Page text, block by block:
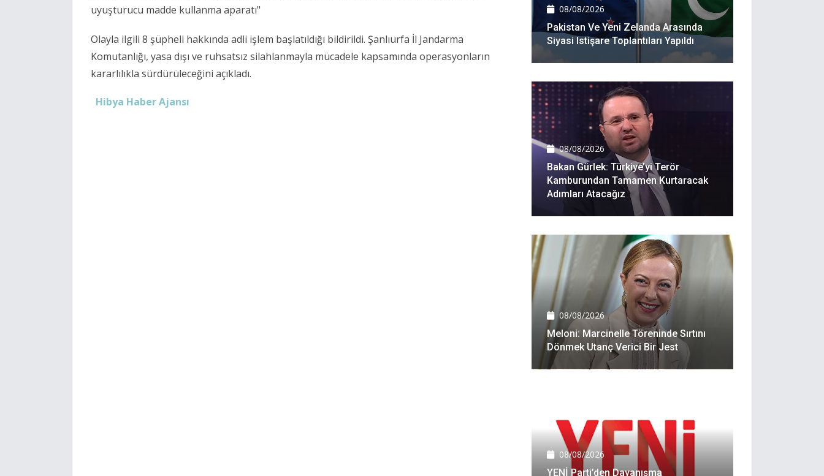
uyuşturucu madde kullanma aparatı"
Olayla ilgili 8 şüpheli hakkında adli işlem başlatıldığı bildirildi. Şanlıurfa İl Jandarma
Komutanlığı, yasa dışı ve ruhsatsız silahlanmayla mücadele kapsamında operasyonların
kararlılıkla sürdürüleceğini açıkladı.
Hibya Haber Ajansı
08/08/2026
Pakistan Ve Yeni Zelanda Arasında
Siyasi Istişare Toplantıları Yapıldı
08/08/2026
Bakan Gürlek: Türkiye’yi Terör
Kamburundan Tamamen Kurtaracak
Adımları Atacağız
08/08/2026
Meloni: Marcinelle Töreninde Sırtını
Dönmek Utanç Verici Bir Jest
08/08/2026
YENİ Parti’den Dayanışma